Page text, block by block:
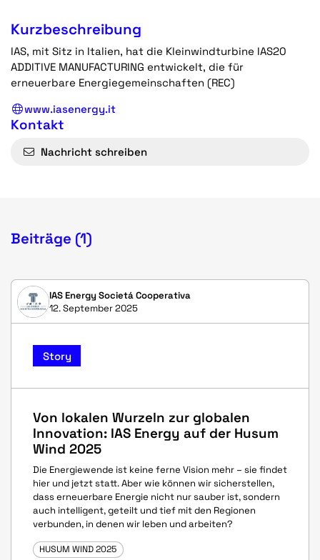
Kurzbeschreibung
IAS, mit Sitz in Italien, hat die Kleinwindturbine IAS20
ADDITIVE MANUFACTURING entwickelt, die für
erneuerbare Energiegemeinschaften (REC)
www.iasenergy.it
Kontakt
Nachricht schreiben
Beiträge (1)
IAS Energy Societá Cooperativa
12. September 2025
Story
Von lokalen Wurzeln zur globalen
Innovation: IAS Energy auf der Husum
Wind 2025
Die Energiewende ist keine ferne Vision mehr – sie findet
hier und jetzt statt. Aber wie können wir sicherstellen,
dass erneuerbare Energie nicht nur sauber ist, sondern
auch intelligent, geteilt und tief mit den Regionen
verbunden, in denen wir leben und arbeiten?
HUSUM WIND 2025